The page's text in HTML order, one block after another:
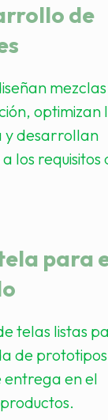
de
mezclas
optimizan
y desarrollan
los requisitos
para
telas listas
de
entrega en el